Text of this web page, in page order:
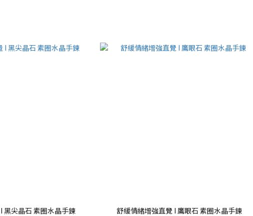
黑尖晶石 素圈水晶手鍊 舒緩情緒增強直覺 I 鷹眼石 素圈水晶手鍊